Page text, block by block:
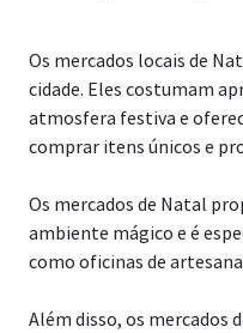
Os mercados locais de
cidade. Eles costumam
atmosfera festiva e
comprar itens únicos e
Os mercados de Natal
ambiente mágico e é
como oficinas de
Além disso, os mercados